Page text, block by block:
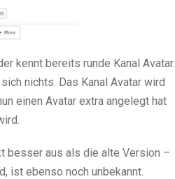
kennt bereits runde Kanal Avatar.
nichts. Das Kanal Avatar wird
einen Avatar extra angelegt hat
besser aus als die alte Version –
ist ebenso noch unbekannt.